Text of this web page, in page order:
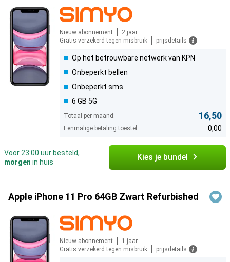
Nieuw abonnement
2 jaar
Gratis verzekerd tegen misbruik
prijsdetails
Op het betrouwbare netwerk van KPN
Onbeperkt bellen
Onbeperkt sms
6 GB 5G
Totaal per maand: 16,50
Eenmalige betaling toestel: 0,00
Voor 23:00 uur besteld,
morgen in huis Kies je bundel
Apple iPhone 11 Pro 64GB Zwart Refurbished
Nieuw abonnement
1 jaar
Gratis verzekerd tegen misbruik
prijsdetails